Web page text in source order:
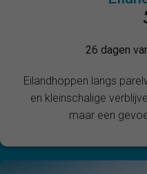
26 dagen
Eilandhoppen langs
en kleinschalige
maar een